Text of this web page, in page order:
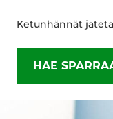
Ketunhännät
HAE